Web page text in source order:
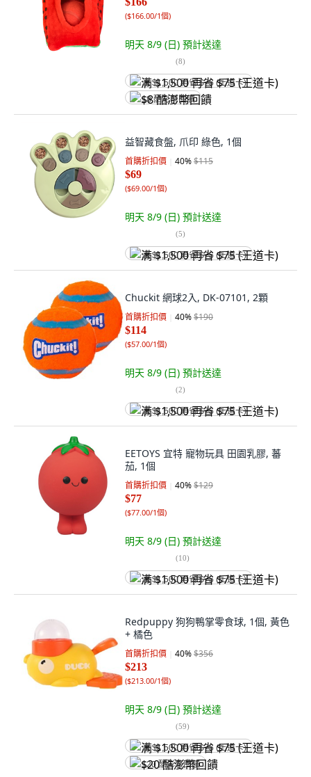
($166.00/1個)
明天 8/9 (日) 預計送達
(8)
满 $1,500 再省 $75 (王道卡)
$8 酷澎幣回饋
益智藏食盤, 爪印 綠色, 1個
首購折扣價 40%$115
$69
($69.00/1個)
明天 8/9 (日) 預計送達
(5)
满 $1,500 再省 $75 (王道卡)
Chuckit 網球2入, DK-07101, 2顆
首購折扣價 40%$190
$114
($57.00/1個)
明天 8/9 (日) 預計送達
(2)
满 $1,500 再省 $75 (王道卡)
EETOYS 宜特 寵物玩具 田園乳膠, 蕃
茄, 1個
首購折扣價 40%$129
$77
($77.00/1個)
明天 8/9 (日) 預計送達
(10)
满 $1,500 再省 $75 (王道卡)
Redpuppy 狗狗鴨掌零食球, 1個, 黃色
+ 橘色
首購折扣價 40%$356
$213
($213.00/1個)
明天 8/9 (日) 預計送達
(59)
满 $1,500 再省 $75 (王道卡)
$20 酷澎幣回饋